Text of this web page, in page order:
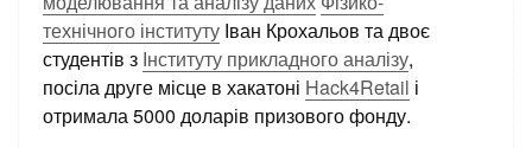
технічного інституту Іван Крохальов та двоє
студентів з Інституту прикладного аналізу,
посіла друге місце в хакатоні Hack4Retail і
отримала 5000 доларів призового фонду.